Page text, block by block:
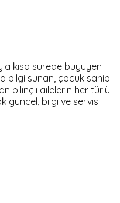
kısa sürede büyüyen
bilgi sunan, çocuk sahibi
bilinçli ailelerin her türlü
güncel, bilgi ve servis